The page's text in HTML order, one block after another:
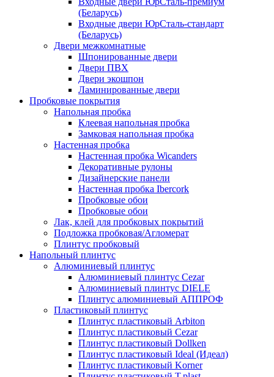
(Беларусь)
Входные двери ЮрСталь-стандарт
(Беларусь)
Двери межкомнатные
Шпонированные двери
Двери ПВХ
Двери экошпон
Ламинированные двери
Пробковые покрытия
Напольная пробка
Клеевая напольная пробка
Замковая напольная пробка
Настенная пробка
Настенная пробка Wicanders
Декоративные рулоны
Дизайнерские панели
Настенная пробка Ibercork
Пробковые обои
Пробковые обои
Лак, клей для пробковых покрытий
Подложка пробковая/Агломерат
Плинтус пробковый
Напольный плинтус
Алюминиевый плинтус
Алюминиевый плинтус Cezar
Алюминиевый плинтус DIELE
Плинтус алюминиевый АППРОФ
Пластиковый плинтус
Плинтус пластиковый Arbiton
Плинтус пластиковый Cezar
Плинтус пластиковый Dollken
Плинтус пластиковый Ideal (Идеал)
Плинтус пластиковый Korner